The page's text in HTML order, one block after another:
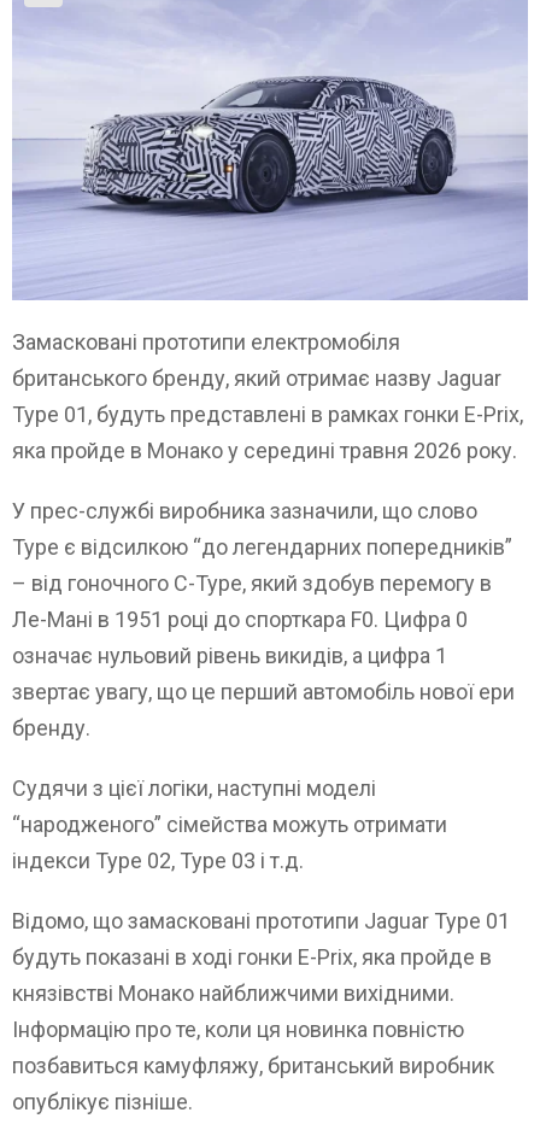
Замасковані прототипи електромобіля
британського бренду, який отримає назву Jaguar
Type 01, будуть представлені в рамках гонки E-Prix,
яка пройде в Монако у середині травня 2026 року.
У прес-службі виробника зазначили, що слово
Type є відсилкою “до легендарних попередників”
– від гоночного C-Type, який здобув перемогу в
Ле-Мані в 1951 році до спорткара F0. Цифра 0
означає нульовий рівень викидів, а цифра 1
звертає увагу, що це перший автомобіль нової ери
бренду.
Судячи з цієї логіки, наступні моделі
“народженого” сімейства можуть отримати
індекси Type 02, Type 03 і т.д.
Відомо, що замасковані прототипи Jaguar Type 01
будуть показані в ході гонки E-Prix, яка пройде в
князівстві Монако найближчими вихідними.
Інформацію про те, коли ця новинка повністю
позбавиться камуфляжу, британський виробник
опублікує пізніше.